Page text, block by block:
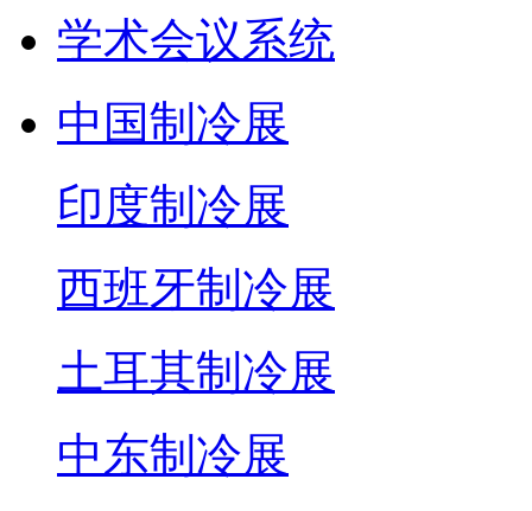
学术会议系统
中国制冷展
印度制冷展
西班牙制冷展
土耳其制冷展
中东制冷展